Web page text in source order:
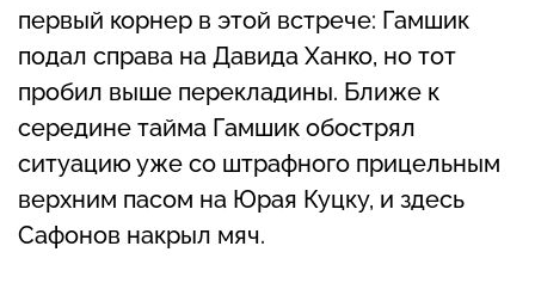
первый корнер в этой встрече: Гамшик
подал справа на Давида Ханко, но тот
пробил выше перекладины. Ближе к
середине тайма Гамшик обострял
ситуацию уже со штрафного прицельным
верхним пасом на Юрая Куцку, и здесь
Сафонов накрыл мяч.